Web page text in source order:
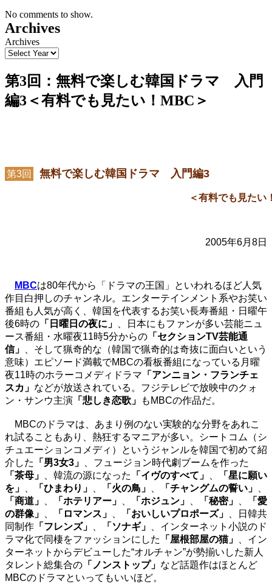
No comments to show.
Archives
Archives
第3回：無料で楽しむ韓国ドラマ 入門
編3＜有料でも見たい！MBC＞
第3回 無料で楽しむ韓国ドラマ 入門編3
＜有料でも見たい
2005年6月8日
MBCは80年代から「ドラマの王国」といわれるほど人気
作目白押しのチャンネル。エンターテインメント系やお笑い
番組も人気が高く、韓国を代表するお笑い長寿番組・日曜午
後6時の 「日曜日の夜に」
、日本にもファンが多い芸能ニュ
ース番組・水曜夜11時5分からの 「セクションTV芸能通
信」
、そして猟奇的な（韓国で猟奇的は奇抜に面白いという
意味）エピソード満載でMBCの看板番組になっている月曜
夜11時のホラーコメディドラマ 「アンニョン・フランチェ
スカ」 などが放送されている。フジテレビで放映中のクォ
ン・サンウ主演 「悲しき恋歌」 もMBCの作品だ。
MBCのドラマは、あまり例のない実験的な分野をあれこ
れ試ることもあり、熱狂するマニアが多い。シートコム（シ
チュエーションコメディ）というジャンルを韓国で初めて紹
介した
「男3女3」
、フュージョン時代劇ブームを作った
「茶母」
、韓流の源になった 「イヴのすべて」
「星に願い
を」
「ひまわり」 「火の鳥」 「チャングムの誓い」
「商道」
「ホテリアー」 「ホジュン」 「秘密」
「愛
の群像」
「ロマンス」 「おいしいプロポーズ」
、日韓共
同制作 「フレンズ」 「ソナギ」
、インターネット小説のド
ラマ化で同棲をファッションにした
「屋根部屋の猫」
、イン
ターネットからデビューした“オルチャン”が勢揃いした新人
タレント総集合の 「ノンストップ」 など話題作はほとんど
MBCのドラマといってもいいほど。